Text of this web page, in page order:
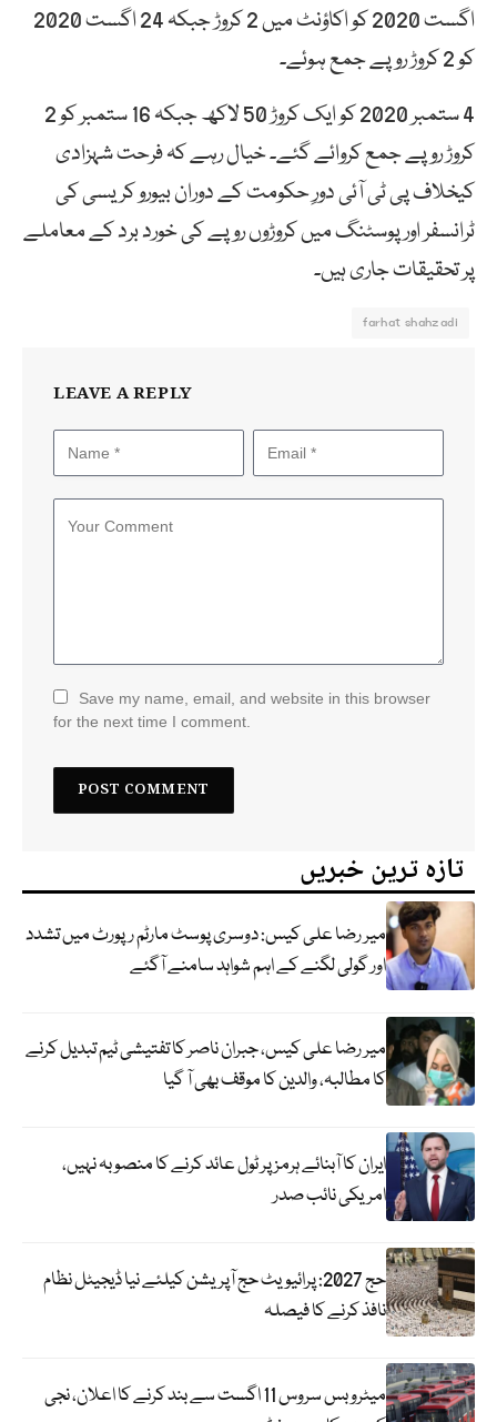
اگست 2020 کو اکاؤنٹ میں 2 کروڑ جبکہ 24 اگست 2020
کو 2 کروڑ روپے جمع ہوئے۔
4 ستمبر 2020 کو ایک کروڑ 50 لاکھ جبکہ 16 ستمبر کو 2
کروڑ روپے جمع کروائے گئے۔ خیال رہے کہ فرحت شہزادی
کیخلاف پی ٹی آئی دورِ حکومت کے دوران بیورو کریسی کی
ٹرانسفر اور پوسٹنگ میں کروڑوں روپے کی خورد برد کے معاملے
پر تحقیقات جاری ہیں۔
farhat shahzadi
LEAVE A REPLY
Save my name, email, and website in this browser
for the next time I comment.
تازہ ترین خبریں
میر رضا علی کیس: دوسری پوسٹ مارٹم رپورٹ میں تشدد
اور گولی لگنے کے اہم شواہد سامنے آگئے
میر رضا علی کیس، جبران ناصر کا تفتیشی ٹیم تبدیل کرنے
کا مطالبہ، والدین کا موقف بھی آ گیا
ایران کا آبنائے ہرمز پر ٹول عائد کرنے کا منصوبہ نہیں،
امریکی نائب صدر
حج 2027: پرائیویٹ حج آپریشن کیلئے نیا ڈیجیٹل نظام
نافذ کرنے کا فیصلہ
میٹرو بس سروس 11 اگست سے بند کرنے کا اعلان، نجی